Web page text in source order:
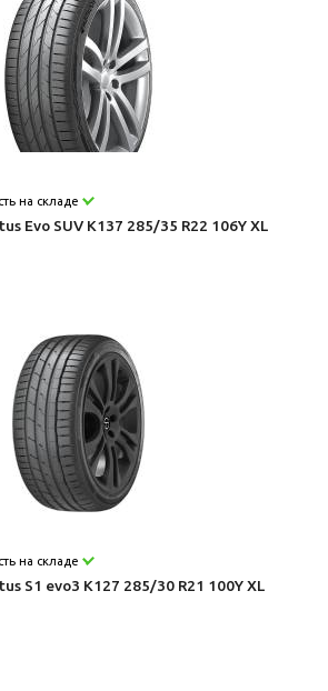
на складе
Evo SUV K137 285/35 R22 106Y XL
на складе
S1 evo3 K127 285/30 R21 100Y XL